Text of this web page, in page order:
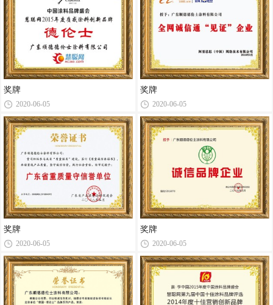
奖牌
2020-06-05
奖牌
2020-06-05
奖牌
2020-06-05
奖牌
2020-06-05